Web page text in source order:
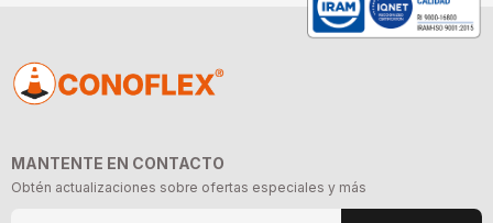
MANTENTE EN CONTACTO
Obtén actualizaciones sobre ofertas especiales y más